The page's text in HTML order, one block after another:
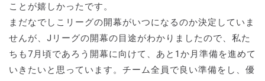
ことが嬉しかったです。
まだなでしこリーグの開幕がいつになるのか決定していま
せんが、Jリーグの開幕の目途がわかりましたので、私た
ちも7月頃であろう開幕に向けて、あと1か月準備を進めて
いきたいと思っています。チーム全員で良い準備をし、優